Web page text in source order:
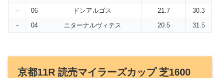
－
06 ドンアルゴス 21.7
30.3
－
04 エターナルヴィテス 20.5 31.5
京都11R 読売マイラーズカップ 芝1600